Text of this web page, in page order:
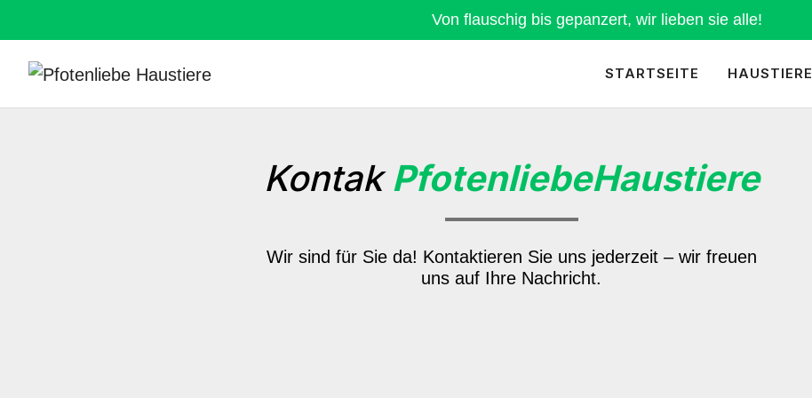
Von flauschig bis gepanzert, wir lieben sie alle!
STARTSEITE HAUSTIERE
KontakPfotenliebeHaustiere
Wir sind für Sie da! Kontaktieren Sie uns jederzeit – wir freuen
uns auf Ihre Nachricht.